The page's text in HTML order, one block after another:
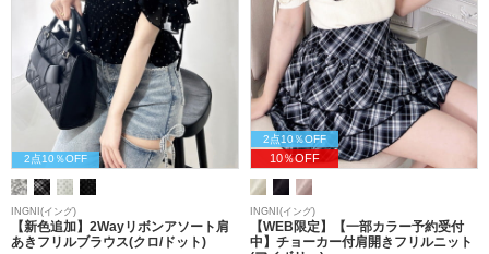
2点10％OFF
INGNI(イング)
【新色追加】2Wayリボンアソート肩
あきフリルブラウス(クロ/ドット)
2点10％OFF
10％OFF
INGNI(イング)
【WEB限定】【一部カラー予約受付
中】チョーカー付肩開きフリルニット